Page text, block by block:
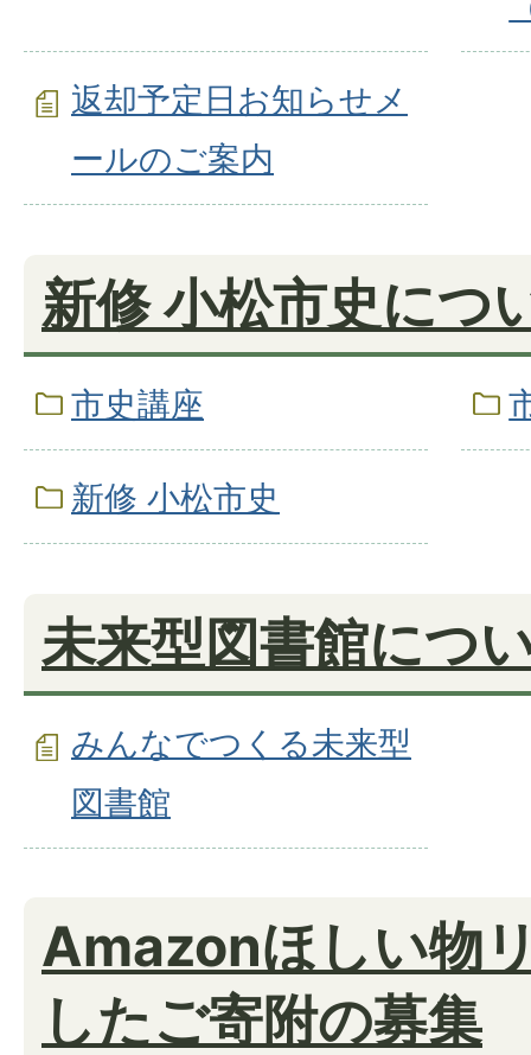
返却予定日お知らせメ
ールのご案内
新修 小松市史につ
市史講座
新修 小松市史
未来型図書館につ
みんなでつくる未来型
図書館
Amazonほしい物
したご寄附の募集